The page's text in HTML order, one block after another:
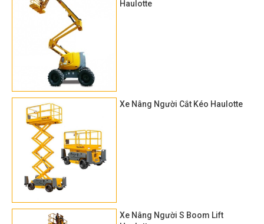
Haulotte
Xe Nâng Người Cắt Kéo Haulotte
Xe Nâng Người S Boom Lift